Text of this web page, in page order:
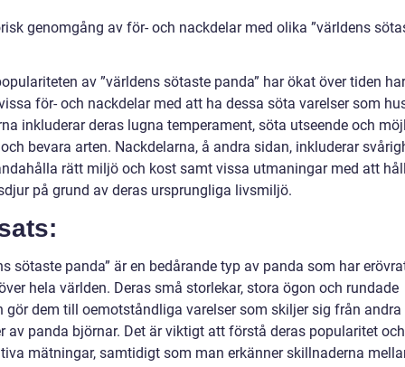
genomgång av för- och nackdelar med olika ”världens
av ”världens sötaste panda” har ökat över tiden
för- och nackdelar med att ha dessa söta varelser som
inkluderar deras lugna temperament, söta utseende och
bevara arten. Nackdelarna, å andra sidan, inkluderar
rätt miljö och kost samt vissa utmaningar med att
på grund av deras ursprungliga livsmiljö.
sötaste panda” är en bedårande typ av panda som har
hela världen. Deras små storlekar, stora ögon och rundade
gör dem till oemotståndliga varelser som skiljer sig från andra
av panda björnar. Det är viktigt att förstå deras popularitet och
mätningar, samtidigt som man erkänner skillnaderna